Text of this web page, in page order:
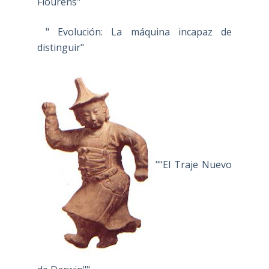
" Evolución: La máquina incapaz de
distinguir"
""El Traje Nuevo